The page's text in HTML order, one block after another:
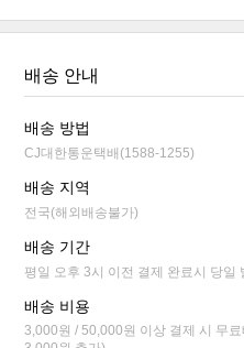
배송 안내
배송 방법
CJ대한통운택배(1588-1255)
배송 지역
전국(해외배송불가)
배송 기간
평일 오후 3시 이전 결제 완료시 당일
배송 비용
3,000원 / 50,000원 이상 결제 시 무